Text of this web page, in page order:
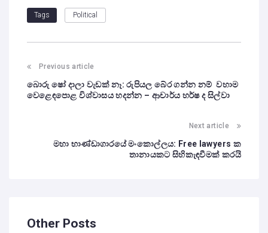
Tags Political
Previous article
බොරු ෂෝ දාලා වැඩක් නෑ: රුපියල බේර ගන්න නම් වහාම
වෙළෙඳපොළ විශ්වාසය හදන්න – ආචාර්ය හර්ෂ ද සිල්වා
Next article
මහා භාණ්ඩාගාරයේ ම‍ංකොල්ලය: Free lawyers ක
තානායකට සිහිකැඳවීමක් කරයි
Other Posts